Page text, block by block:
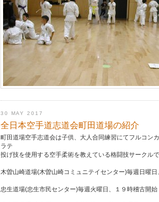
30 MAY 2017
全日本空手道志道会町田道場の紹介
町田道場空手志道会は子供、大人合同練習にてフルコン
ラテ
投げ技を使用する空手柔術を教えている格闘技サークル
木曽山崎道場(木曽山崎コミュニテイセンター)毎週日曜
忠生道場(忠生市民センター)毎週火曜日、１９時稽古開始